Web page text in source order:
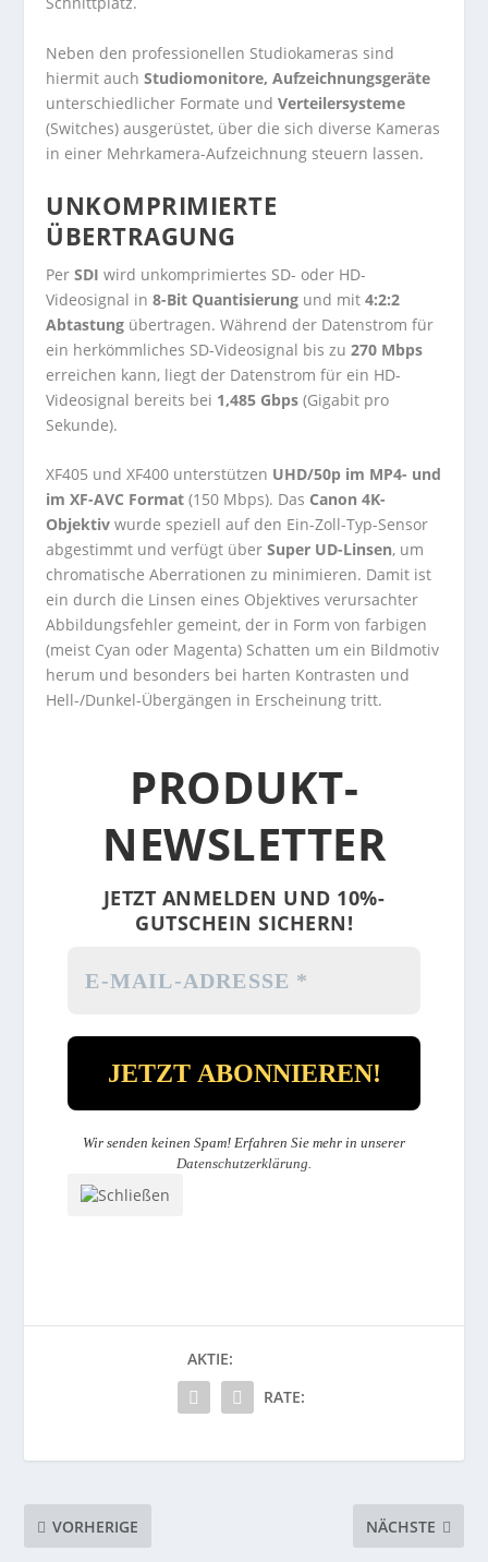
Neben den professionellen Studiokameras sind
hiermit auchStudiomonitore, Aufzeichnungsgeräte
unterschiedlicher Formate undVerteilersysteme
(Switches) ausgerüstet, über die sich diverse Kameras
in einer Mehrkamera-Aufzeichnung steuern lassen.
UNKOMPRIMIERTE
ÜBERTRAGUNG
Per SDI wird unkomprimiertes SD- oder HD-
Videosignal in 8-Bit Quantisierung und mit4:2:2
Abtastung übertragen. Während der Datenstrom für
ein herkömmliches SD-Videosignal bis zu270 Mbps
erreichen kann, liegt der Datenstrom für ein HD-
Videosignal bereits bei 1,485 Gbps (Gigabit pro
Sekunde).
XF405 und XF400 unterstützen UHD/50p im MP4- und
im XF-AVC Format (150 Mbps). Das Canon 4K-
Objektiv wurde speziell auf den Ein-Zoll-Typ-Sensor
abgestimmt und verfügt über Super UD-Linsen, um
chromatische Aberrationen zu minimieren. Damit ist
ein durch die Linsen eines Objektives verursachter
Abbildungsfehler gemeint, der in Form von farbigen
(meist Cyan oder Magenta) Schatten um ein Bildmotiv
herum und besonders bei harten Kontrasten und
Hell-/Dunkel-Übergängen in Erscheinung tritt.
PRODUKT-
NEWSLETTER
JETZT ANMELDEN UND 10%-
GUTSCHEIN SICHERN!
Wir senden keinen Spam! Erfahren Sie mehr in unserer
Datenschutzerklärung.
AKTIE:
RATE:
VORHERIGE NÄCHSTE